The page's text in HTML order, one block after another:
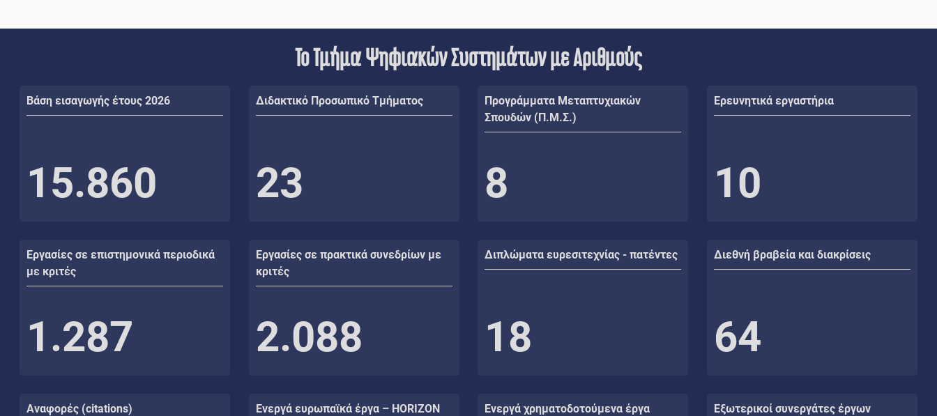
Το Τμήμα Ψηφιακών Συστημάτων με Αριθμούς
Βάση εισαγωγής έτους 2026
15.860
Διδακτικό Προσωπικό Τμήματος
23
Προγράμματα Μεταπτυχιακών
Σπουδών (Π.Μ.Σ.)
8
Ερευνητικά εργαστήρια
10
Εργασίες σε επιστημονικά περιοδικά
με κριτές
1.287
Εργασίες σε πρακτικά συνεδρίων με
κριτές
2.088
Διπλώματα ευρεσιτεχνίας - πατέντες
18
Διεθνή βραβεία και διακρίσεις
64
Αναφορές (citations)
Ενεργά ευρωπαϊκά έργα – HORIZON
Ενεργά χρηματοδοτούμενα έργα
Εξωτερικοί συνεργάτες έργων